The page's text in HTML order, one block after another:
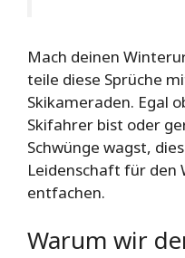
Mach deinen
teile diese Sprüche
Skikameraden. Egal
Skifahrer bist oder
Schwünge wagst,
Leidenschaft für den
entfachen.
Warum wir